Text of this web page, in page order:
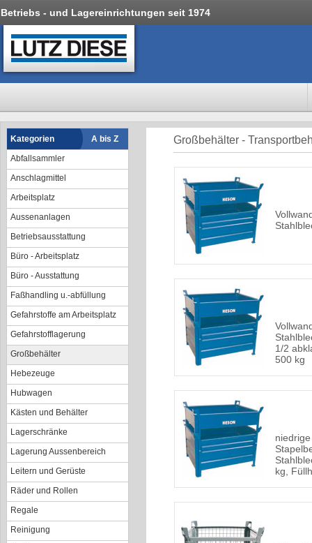
Betriebs - und Lagereinrichtungen seit 1974
Kategorien
A bis Z
Abfallsammler
Anschlagmittel
Arbeitsplatz
Aussenanlagen
Betriebsausstattung
Büro - Arbeitsplatz
Büro - Ausstattung
Faßhandling u.-abfüllung
Gefahrstoffe am Arbeitsplatz
Gefahrstofflagerung
Großbehälter
Hebezeuge
Hubwagen
Kästen und Behälter
Lagerschränke
Lagerung Aussenbereich
Leitern und Gerüste
Räder und Rollen
Regale
Reinigung
Großbehälter -
1/2
500 kg
kg,